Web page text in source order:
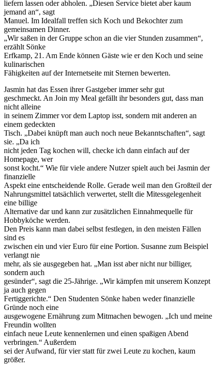
liefern lassen oder abholen. „Diesen Service bietet aber kaum
jemand an“, sagt
Manuel. Im Idealfall treffen sich Koch und Bekochter zum
gemeinsamen Dinner.
„Wir saßen in der Gruppe schon an die vier Stunden zusammen“,
erzählt Sönke
Erfkamp, 21. Am Ende können Gäste wie er den Koch und seine
kulinarischen
Fähigkeiten auf der Internetseite mit Sternen bewerten.
Jasmin hat das Essen ihrer Gastgeber immer sehr gut
geschmeckt. An Join my Meal gefällt ihr besonders gut, dass man
nicht alleine
in seinem Zimmer vor dem Laptop isst, sondern mit anderen an
einem gedeckten
Tisch. „Dabei knüpft man auch noch neue Bekanntschaften“, sagt
sie. „Da ich
nicht jeden Tag kochen will, checke ich dann einfach auf der
Homepage, wer
sonst kocht.“ Wie für viele andere Nutzer spielt auch bei Jasmin der
finanzielle
Aspekt eine entscheidende Rolle. Gerade weil man den Großteil der
Nahrungsmittel tatsächlich verwertet, stellt die Mitessgelegenheit
eine billige
Alternative dar und kann zur zusätzlichen Einnahmequelle für
Hobbyköche werden.
Den Preis kann man dabei selbst festlegen, in den meisten Fällen
sind es
zwischen ein und vier Euro für eine Portion. Susanne zum Beispiel
verlangt nie
mehr, als sie ausgegeben hat. „Man isst aber nicht nur billiger,
sondern auch
gesünder“, sagt die 25-Jährige. „Wir kämpfen mit unserem Konzept
ja auch gegen
Fertiggerichte.“ Den Studenten Sönke haben weder finanzielle
Gründe noch eine
ausgewogene Ernährung zum Mitmachen bewogen. „Ich und meine
Freundin wollten
einfach neue Leute kennenlernen und einen spaßigen Abend
verbringen.“ Außerdem
sei der Aufwand, für vier statt für zwei Leute zu kochen, kaum
größer.